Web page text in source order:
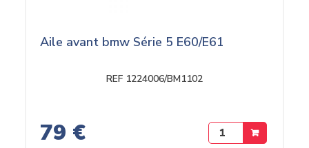
Aile avant bmw Série 5 E60/E61
REF 1224006/BM1102
79 €